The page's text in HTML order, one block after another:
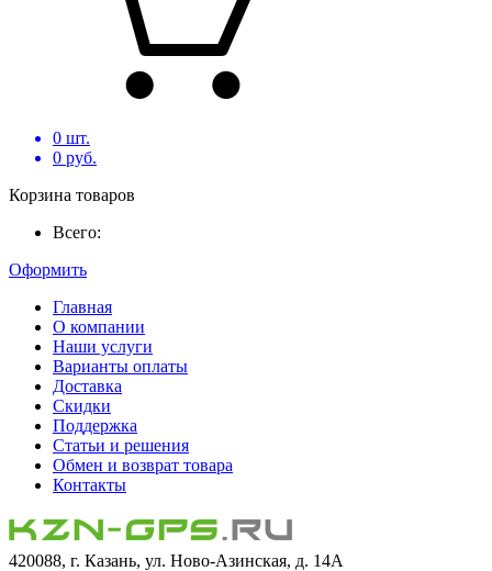
0 шт.
0 руб.
Корзина товаров
Всего:
Оформить
Главная
О компании
Наши услуги
Варианты оплаты
Доставка
Скидки
Поддержка
Статьи и решения
Обмен и возврат товара
Контакты
420088, г. Казань, ул. Ново-Азинская, д. 14А